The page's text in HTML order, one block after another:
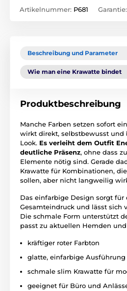
Artikelnummer: P681
Beschreibung und Parameter
Wie man eine Krawatte bindet
Produktbeschreibung
Manche Farben setzen sofort
wirkt direkt, selbstbewusst und
Look. Es verleiht dem Outfit
deutliche Präsenz, ohne dass
Elemente nötig sind. Gerade
Krawatte für Kombinationen,
sollen, aber nicht langweilig
Das einfarbige Design sorgt für
Gesamteindruck und lässt sich
Die schmale Form unterstützt
passt zu aktuellen Hemden
kräftiger roter Farbton
glatte, einfarbige Ausführung
schmale slim Krawatte für
geeignet für Büro und